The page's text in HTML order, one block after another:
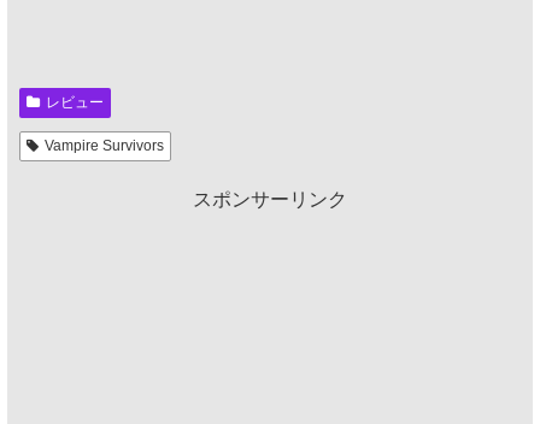
レビュー
Vampire Survivors
スポンサーリンク